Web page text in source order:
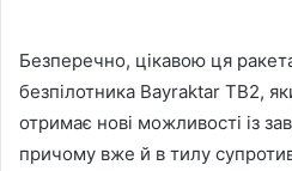
Безперечно, цікавою ця
безпілотника Bayraktar TB2,
отримає нові можливості із
причому вже й в тилу